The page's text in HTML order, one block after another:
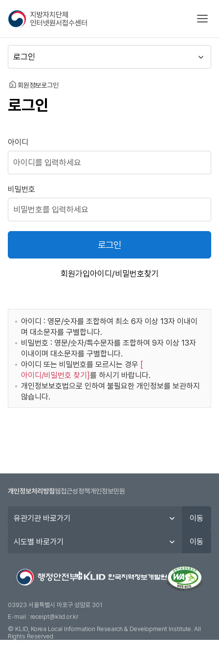
지
방
자
치
단
체
인
넷
접
수
센
모바
뉴
동
홈 회원정보로그인
로그인
로그인
아이디
비밀번호
로그인
회원가입아이디/비밀번호찾기
아이디 : 영문/숫자를 조합하여 최소 6자 이상 13자 이내이
며 대소문자를 구별합니다.
비밀번호 : 영문/숫자/특수문자를 조합하여 9자 이상 13자
이내이며 대소문자를 구별합니다.
아이디 또는 비밀번호를 모르시는 경우 [
아이디/비밀번호 찾기 ]를 하시기 바랍니다.
개인정보보호법으로 인하여 불필요한 개인정보를 보관하지
않습니다.
개인정보처리방침웹접근성정책개인정보민원
관
이동
도
기
이동
03923 서울특별시 마포구 성암로 301
E-mail : receipt@klid.or.kr
© KLID, Korea Local Information Research & Development Institute. AII
Rights Reserved.